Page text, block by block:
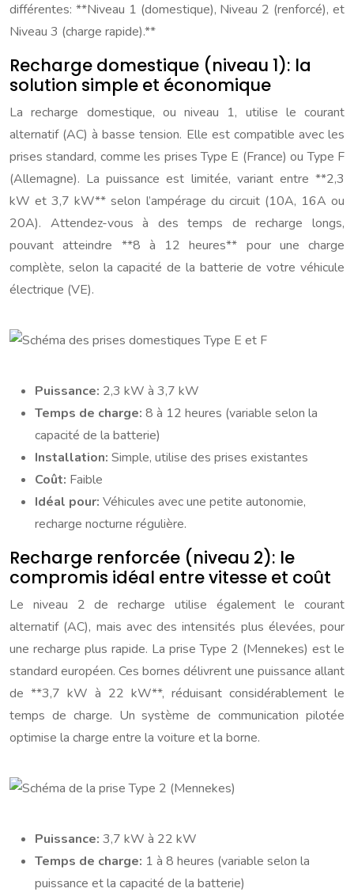
différentes: **Niveau 1 (domestique), Niveau 2 (renforcé), et
Niveau 3 (charge rapide).**
Recharge domestique (niveau 1): la
solution simple et économique
La recharge domestique, ou niveau 1, utilise le courant
alternatif (AC) à basse tension. Elle est compatible avec les
prises standard, comme les prises Type E (France) ou Type F
(Allemagne). La puissance est limitée, variant entre **2,3
kW et 3,7 kW** selon l’ampérage du circuit (10A, 16A ou
20A). Attendez-vous à des temps de recharge longs,
pouvant atteindre **8 à 12 heures** pour une charge
complète, selon la capacité de la batterie de votre véhicule
électrique (VE).
Puissance: 2,3 kW à 3,7 kW
Temps de charge: 8 à 12 heures (variable selon la
capacité de la batterie)
Installation: Simple, utilise des prises existantes
Coût: Faible
Idéal pour: Véhicules avec une petite autonomie,
recharge nocturne régulière.
Recharge renforcée (niveau 2): le
compromis idéal entre vitesse et coût
Le niveau 2 de recharge utilise également le courant
alternatif (AC), mais avec des intensités plus élevées, pour
une recharge plus rapide. La prise Type 2 (Mennekes) est le
standard européen. Ces bornes délivrent une puissance allant
de **3,7 kW à 22 kW**, réduisant considérablement le
temps de charge. Un système de communication pilotée
optimise la charge entre la voiture et la borne.
Puissance: 3,7 kW à 22 kW
Temps de charge: 1 à 8 heures (variable selon la
puissance et la capacité de la batterie)